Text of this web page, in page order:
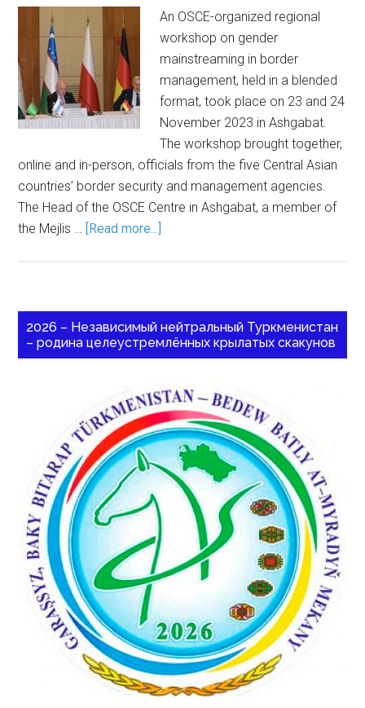
An OSCE-organized regional
workshop on gender
mainstreaming in border
management, held in a blended
format, took place on 23 and 24
November 2023 in Ashgabat.
The workshop brought together,
online and in-person, officials from the five Central Asian
countries’ border security and management agencies.
The Head of the OSCE Centre in Ashgabat, a member of
the Mejlis … [Read more...]
2026 – Независимый нейтральный Туркменистан
– родина целеустремлённых крылатых скакунов